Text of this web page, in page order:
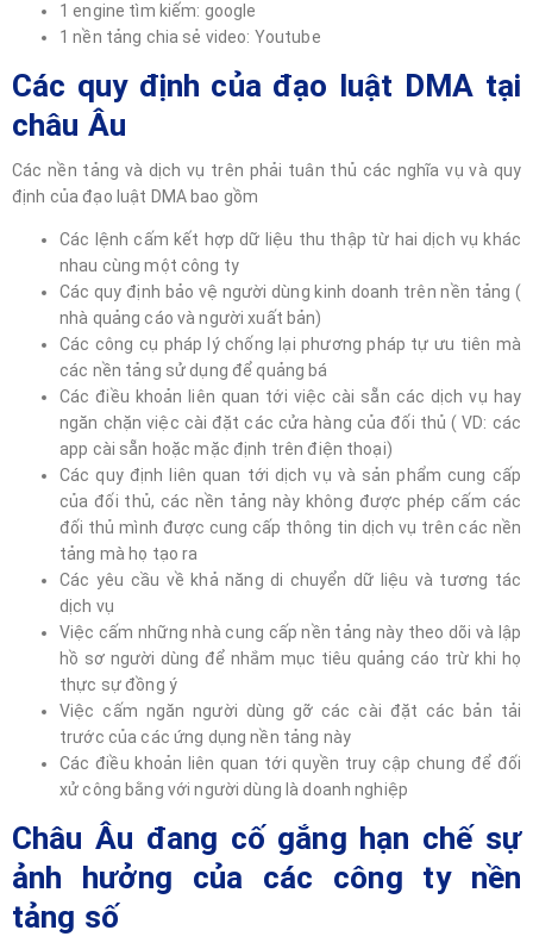
1 engine tìm kiếm: google
1 nền tảng chia sẻ video: Youtube
Các quy định của đạo luật DMA tại
châu Âu
Các nền tảng và dịch vụ trên phải tuân thủ các nghĩa vụ và quy
định của đạo luật DMA bao gồm
Các lệnh cấm kết hợp dữ liệu thu thập từ hai dịch vụ khác
nhau cùng một công ty
Các quy định bảo vệ người dùng kinh doanh trên nền tảng (
nhà quảng cáo và người xuất bản)
Các công cụ pháp lý chống lại phương pháp tự ưu tiên mà
các nền tảng sử dụng để quảng bá
Các điều khoản liên quan tới việc cài sẵn các dịch vụ hay
ngăn chặn việc cài đặt các cửa hàng của đối thủ ( VD: các
app cài sẵn hoặc mặc định trên điện thoại)
Các quy định liên quan tới dịch vụ và sản phẩm cung cấp
của đối thủ, các nền tảng này không được phép cấm các
đối thủ mình được cung cấp thông tin dịch vụ trên các nền
tảng mà họ tạo ra
Các yêu cầu về khả năng di chuyển dữ liệu và tương tác
dịch vụ
Việc cấm những nhà cung cấp nền tảng này theo dõi và lập
hồ sơ người dùng để nhắm mục tiêu quảng cáo trừ khi họ
thực sự đồng ý
Việc cấm ngăn người dùng gỡ các cài đặt các bản tải
trước của các ứng dụng nền tảng này
Các điều khoản liên quan tới quyền truy cập chung để đối
xử công bằng với người dùng là doanh nghiệp
Châu Âu đang cố gắng hạn chế sự
ảnh hưởng của các công ty nền
tảng số